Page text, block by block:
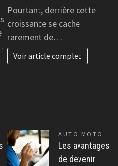
Pourtant, derrière cette
croissance se cache
rarement de…
Voir article complet
AUTO MOTO
Les avantages
de devenir